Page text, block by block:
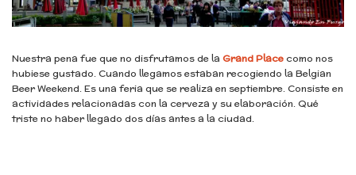
Nuestra pena fue que no disfrutamos de la Grand Placecomo nos
hubiese gustado. Cuando llegamos estaban recogiendo la Belgian
Beer Weekend. Es una feria que se realiza en septiembre. Consiste en
actividades relacionadas con la cerveza y su elaboración. Qué
triste no haber llegado dos días antes a la ciudad.